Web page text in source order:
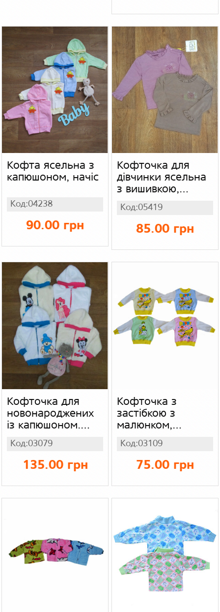
Кофта ясельна з
капюшоном, начіс
Код:04238
90.00 грн
Кофточка для
дівчинки ясельна
з вишивкою,
поліестр
Код:05419
85.00 грн
Кофточка для
новонароджених
із капюшоном.
махра
Код:03079
135.00 грн
Кофточка з
застібкою з
малюнком,
інтерлок начіс
Код:03109
75.00 грн